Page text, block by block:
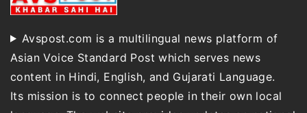
Avspost.com is a multilingual news platform of
Asian Voice Standard Post which serves news
content in Hindi, English, and Gujarati Language.
Its mission is to connect people in their own local